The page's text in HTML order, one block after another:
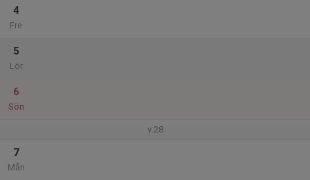
4
Fre
5
Lör
6
Sön
v.28
7
Mån